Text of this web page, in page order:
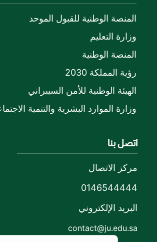
المنصة الوطنية للقبول الموحد
وزارة التعليم
المنصة الوطنية
رؤية المملكة 2030
الهيئة الوطنية للأمن السيبراني
وزارة الموارد البشرية والتنمية
اتصل بنا
مركز الاتصال
0146544444
البريد الإلكتروني
contact@ju.edu.sa